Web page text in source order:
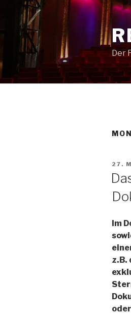
Inhalt
springen
Der
27.
Im
z.B.